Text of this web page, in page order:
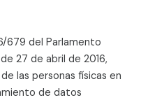
679 del Parlamento
27 de abril de 2016,
las personas físicas en
de datos